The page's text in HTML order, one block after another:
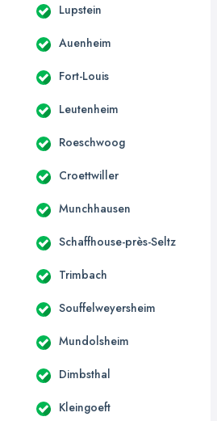
Lupstein
Auenheim
Fort-Louis
Leutenheim
Roeschwoog
Croettwiller
Munchhausen
Schaffhouse-près-Seltz
Trimbach
Souffelweyersheim
Mundolsheim
Dimbsthal
Kleingoeft